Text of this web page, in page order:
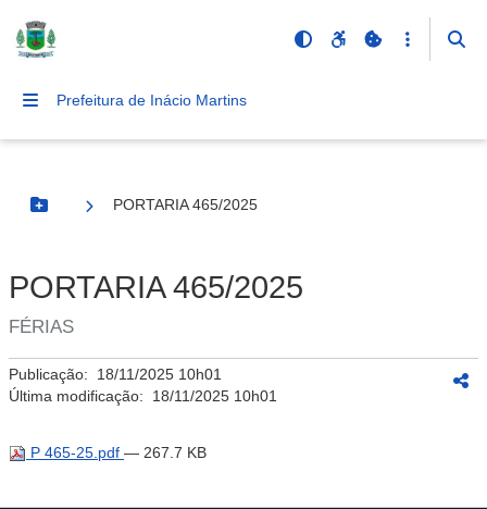
Prefeitura de Inácio Martins
Botão Menu
PORTARIA 465/2025
PORTARIA 465/2025
FÉRIAS
Publicação: 18/11/2025 10h01
Última modificação: 18/11/2025 10h01
P 465-25.pdf — 267.7 KB